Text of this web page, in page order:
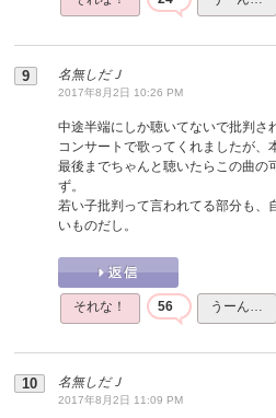
名無しだＪ
2017年8月2日 10:26 PM
中途半端にしか聴いてないで批判さ
コンサートで歌ってくれましたが、
最後までちゃんと聴いたらこの曲の
ず。
若い子批判って言われてる部分も、
いものだし。
それな！ 56 うーん…
名無しだＪ
2017年8月2日 11:09 PM